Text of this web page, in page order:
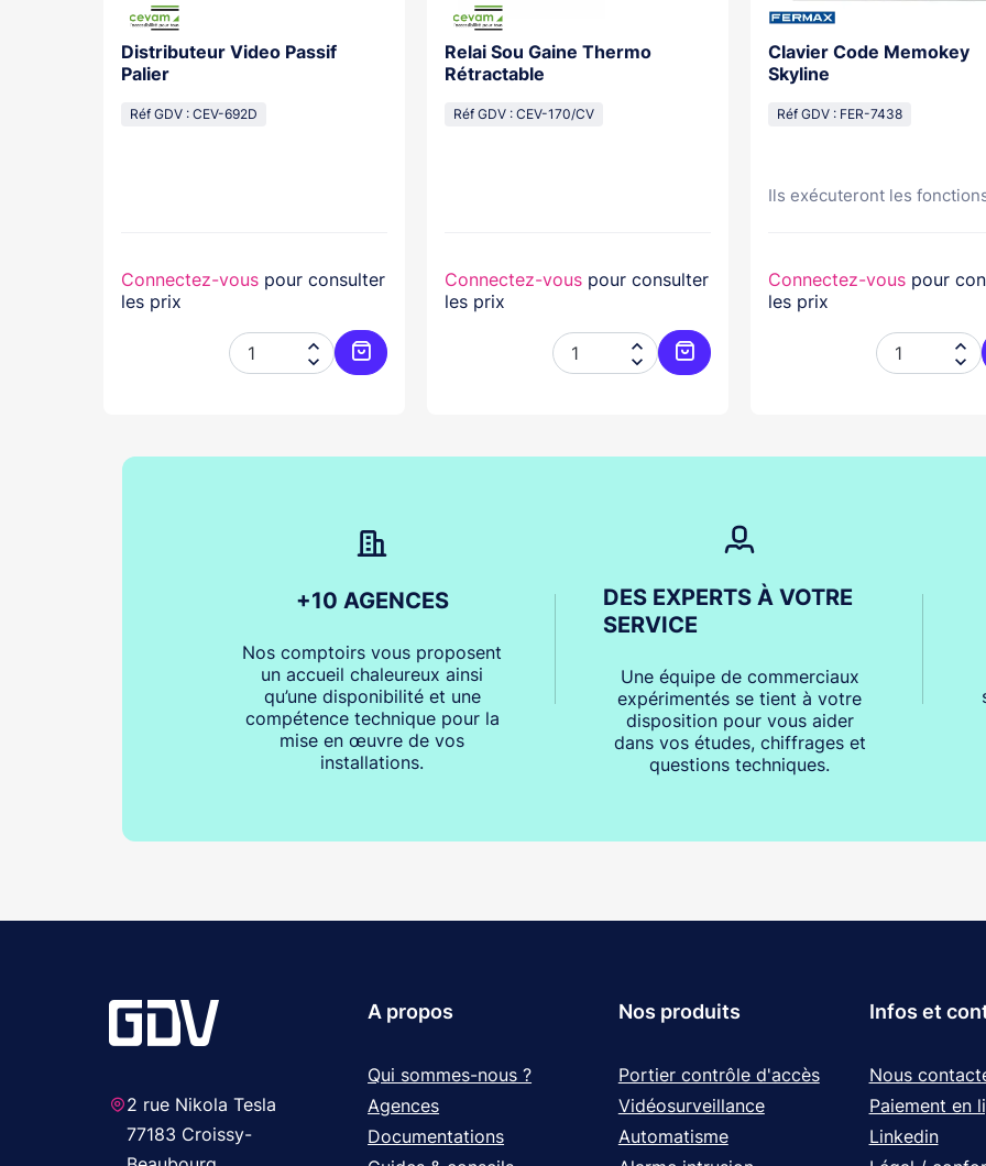
Distributeur Video Passif
Palier
Réf GDV : CEV-692D
Connectez-vous pour consulter
les prix


Ajouter au panier
Relai Sou Gaine Thermo
Rétractable
Réf GDV : CEV-170/CV
Connectez-vous pour consulter
les prix


Ajouter au panier
Clavier Code Memokey
Skyline
Réf GDV : FER-7438
Ils exécuteront les
Connectez-vous pour
les prix


+10 AGENCES
Nos comptoirs vous proposent
un accueil chaleureux ainsi
qu’une disponibilité et une
compétence technique pour la
mise en œuvre de vos
installations.
DES EXPERTS À VOTRE
SERVICE
Une équipe de commerciaux
expérimentés se tient à votre
disposition pour vous aider
dans vos études, chiffrages et
questions techniques.
2 rue Nikola Tesla
77183 Croissy-
A propos
Qui sommes-nous ?
Agences
Documentations
Nos produits
Portier contrôle d'accès
Vidéosurveillance
Automatisme
Infos et
Nous
Paiement en
Linkedin